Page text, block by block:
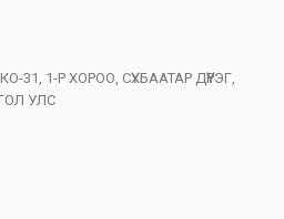
1-Р ХОРОО, СҮХБААТАР ДҮҮРЭГ,
УЛС